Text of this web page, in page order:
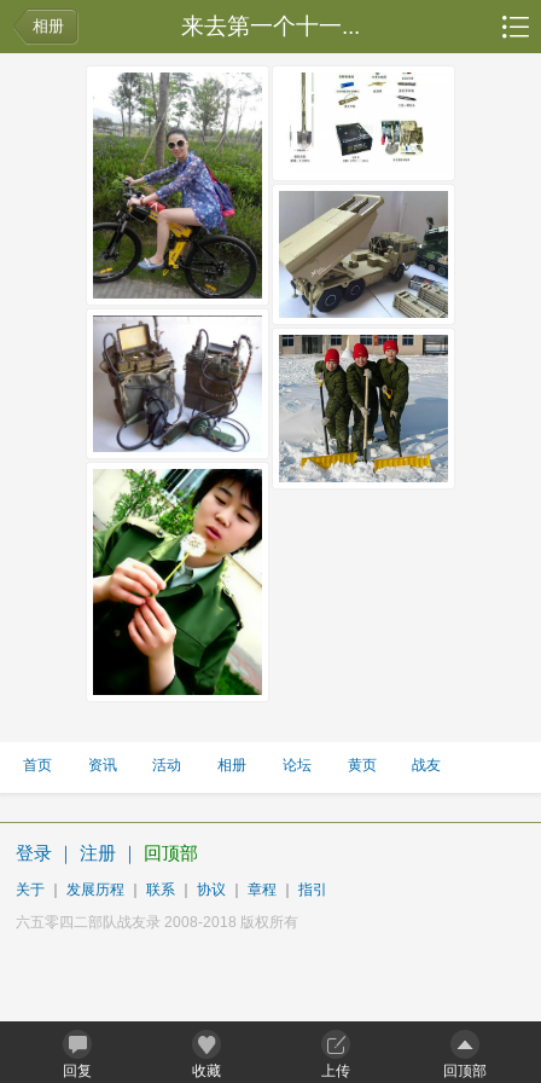
相册 来去第一个十一...
回复 收藏 上传 回顶部
首页 资讯 活动 相册 论坛 黄页 战友
登录 ｜ 注册 ｜ 回顶部
关于 发展历程 联系 协议 章程
指引
六五零四二部队战友录 2008-2018 版权所有